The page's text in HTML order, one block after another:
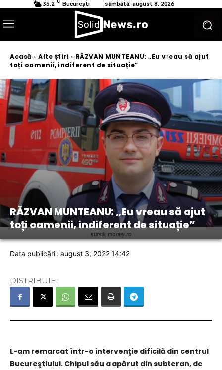
35.2 C București sâmbătă, august 8, 2026
Acasă Alte Ştiri
RĂZVAN MUNTEANU: „Eu vreau să ajut
toți oamenii, indiferent de situație”
sursă: money.ro
RĂZVAN MUNTEANU: „Eu vreau să ajut
toți oamenii, indiferent de situație”
Data publicării: august 3, 2022 14:42
DISTRIBUIE:
L-am remarcat într-o intervenţie dificilă din centrul
Bucureştiului. Chipul său a apărut din subteran, de